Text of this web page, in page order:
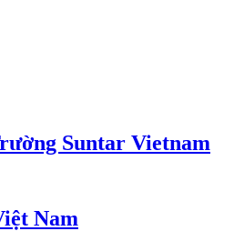
Suntar Vietnam
Nam